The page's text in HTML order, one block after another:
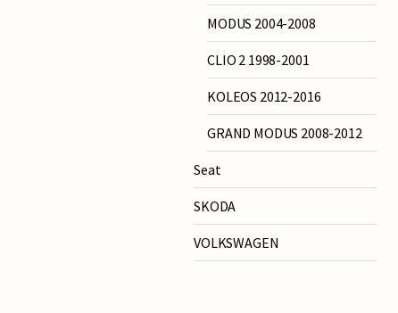
MODUS 2004-2008
CLIO 2 1998-2001
KOLEOS 2012-2016
GRAND MODUS 2008-2012
Seat
SKODA
VOLKSWAGEN